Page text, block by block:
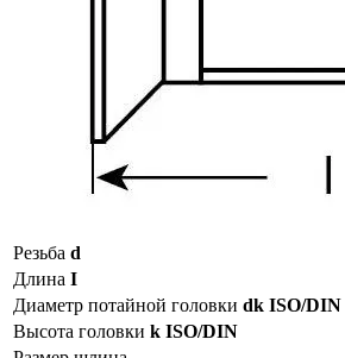
Резьба d
Длина I
Диаметр потайной головки dk ISO/DIN
Высота головки k ISO/DIN